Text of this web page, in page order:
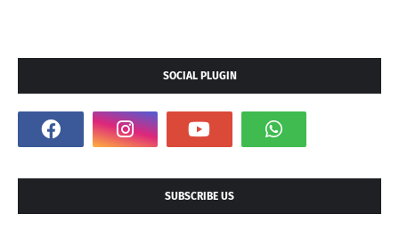
SOCIAL PLUGIN
SUBSCRIBE US